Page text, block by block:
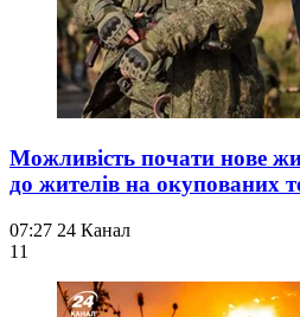
Можливість почати нове
до жителів на окупованих
07:27 24 Канал
11